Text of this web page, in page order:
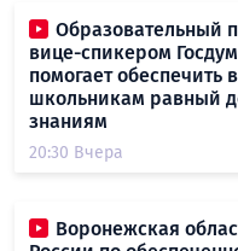
Образовательный
вице-спикером
помогает обеспечить
школьникам равный
знаниям
20:30 Вчера
Воронежская